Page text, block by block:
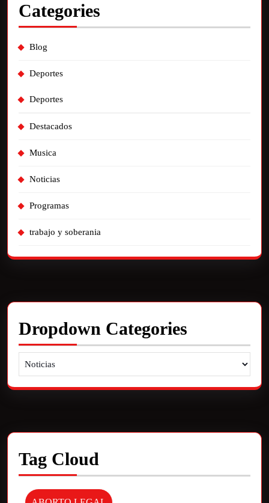
Categories
Blog
Deportes
Deportes
Destacados
Musica
Noticias
Programas
trabajo y soberania
Dropdown Categories
Tag Cloud